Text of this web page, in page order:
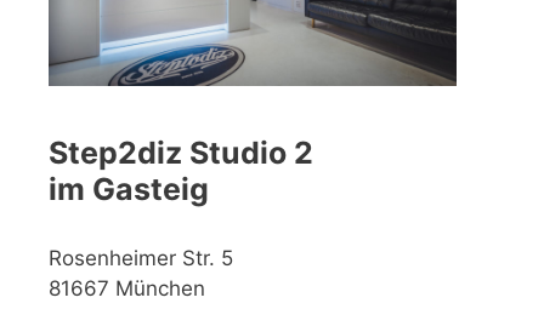
Step2diz Studio 2
im Gasteig
Rosenheimer Str. 5
81667 München